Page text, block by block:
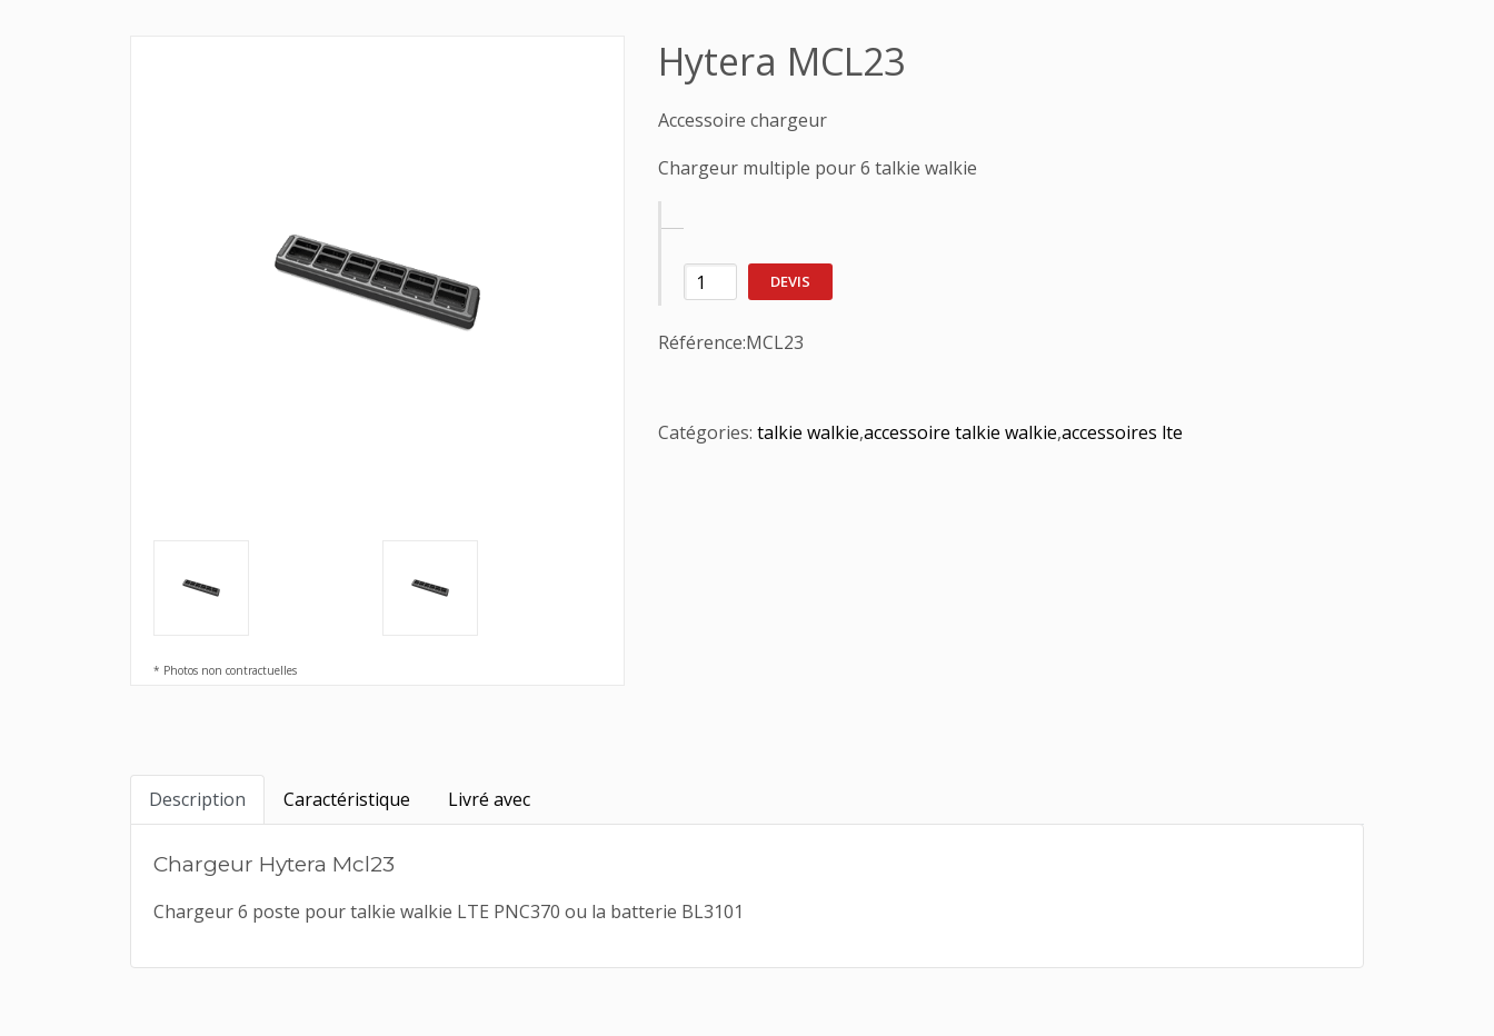
* Photos non contractuelles
Hytera MCL23
Accessoire chargeur
Chargeur multiple pour 6 talkie walkie
DEVIS
Référence:MCL23
Catégories: talkie walkie,accessoire talkie walkie,accessoires lte
Description Caractéristique Livré avec
Chargeur Hytera Mcl23
Chargeur 6 poste pour talkie walkie LTE PNC370 ou la batterie BL3101